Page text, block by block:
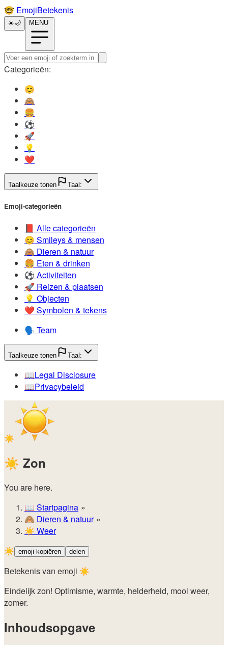
🤓️ EmojiBetekenis
☀️🌙 MENU
Categorieën:
😊️
🙈️
🍔️
⚽️
🚀️
💡️
❤️
Taalkeuze tonen Taal:
Emoji-categorieën
📕️ Alle categorieën
😊️ Smileys & mensen
🙈️ Dieren & natuur
🍔️ Eten & drinken
⚽️ Activiteiten
🚀️ Reizen & plaatsen
💡️ Objecten
❤️ Symbolen & tekens
🗣️ Team
Taalkeuze tonen Taal:
📖️Legal Disclosure
📖️Privacybeleid
☀️
☀️ Zon
You are here.
📖 Startpagina
🙈️ Dieren & natuur
☀️ Weer
☀️ emoji kopiëren delen
Betekenis van emoji ☀️
Eindelijk zon! Optimisme, warmte, helderheid, mooi weer,
zomer.
Inhoudsopgave